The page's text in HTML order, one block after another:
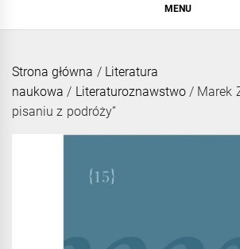
MENU
Strona główna / Literatura
naukowa / Literaturoznawstwo/ Marek
pisaniu z podróży”